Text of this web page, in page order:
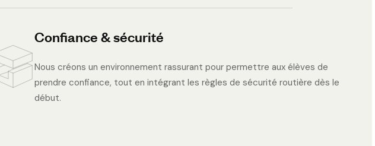
Confiance & sécurité
Nous créons un environnement rassurant pour permettre aux élèves de
prendre confiance, tout en intégrant les règles de sécurité routière dès le
début.